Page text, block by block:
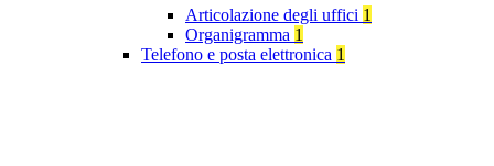
Articolazione degli uffici 1
Organigramma 1
Telefono e posta elettronica 1